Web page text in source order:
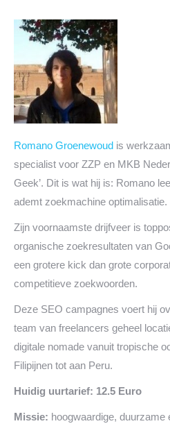
Romano Groenewoud is
specialist voor ZZP en MKB
Geek’. Dit is wat hij is: Romano
ademt zoekmachine optimalisatie.
Zijn voornaamste drijfveer is
organische zoekresultaten van
een grotere kick dan grote
competitieve zoekwoorden.
Deze SEO campagnes voert hij
team van freelancers geheel
digitale nomade vanuit tropische
Filipijnen tot aan Peru.
Huidig uurtarief: 12.5 Euro
Missie: hoogwaardige, duurzame